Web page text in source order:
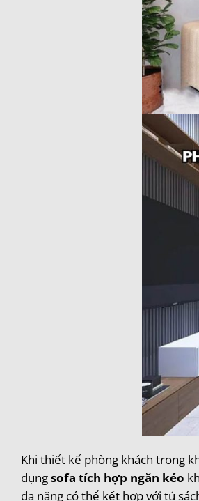
Khi thiết kế phòng khách trong
dụngsofa tích hợp ngăn kéo
đa năng có thể kết hợp với tủ